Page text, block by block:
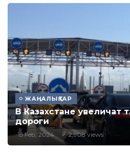
ЖАҢАЛЫҚТАР
В Казахстане увеличат
дороги
15 Feb, 2024 2,908 views